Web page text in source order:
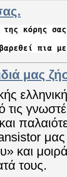
της κόρης
πια
μας
τις
και
τους.